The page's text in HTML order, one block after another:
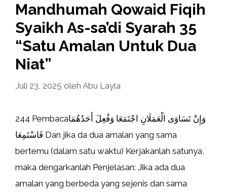
Mandhumah Qowaid Fiqih
Syaikh As-sa’di Syarah 35
“Satu Amalan Untuk Dua
Niat”
Juli 23, 2025 oleh Abu Layla
244 Pembacaوَإِنْ تَسَاوَى الْعَمَلَانِ اجْتَمَعَا وَفُعِلَ أَحَدُهُمَا
فَاسْتَمِعَا Dan jika da dua amalan yang sama
bertemu (dalam satu waktu) Kerjakanlah satunya,
maka dengarkanlah Penjelasan: Jika ada dua
amalan yang berbeda yang sejenis dan sama